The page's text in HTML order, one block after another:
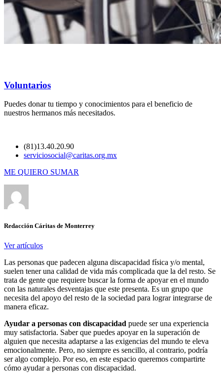
Voluntarios
Puedes donar tu tiempo y conocimientos para el beneficio de
nuestros hermanos más necesitados.
(81)13.40.20.90
serviciosocial@caritas.org.mx
ME QUIERO SUMAR
Redacción Cáritas de Monterrey
Ver artículos
Las personas que padecen alguna discapacidad física y/o mental,
suelen tener una calidad de vida más complicada que la del resto. Se
trata de gente que requiere buscar la forma de apoyar en el mundo
con las naturales desventajas que este presenta. Es un grupo que
necesita del apoyo del resto de la sociedad para lograr integrarse de
manera eficaz.
Ayudar a personas con discapacidad puede ser una experiencia
muy satisfactoria. Saber que puedes apoyar en la superación de
alguien que necesita adaptarse a las exigencias del mundo te eleva
emocionalmente. Pero, no siempre es sencillo, al contrario, podría
ser algo complejo. Por eso, en este espacio queremos compartirte
cómo ayudar a personas con discapacidad.